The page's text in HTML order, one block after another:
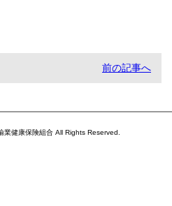
前の記事へ
業健康保険組合 All Rights Reserved.